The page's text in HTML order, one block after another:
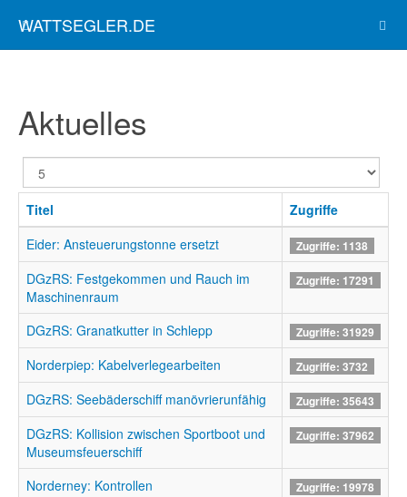
WATTSEGLER.DE
Aktuelles
Anzeige
#
Titel
Zugriffe
Eider: Ansteuerungstonne ersetzt
Zugriffe: 1138
DGzRS: Festgekommen und Rauch im
Maschinenraum
Zugriffe: 17291
DGzRS: Granatkutter in Schlepp Zugriffe: 31929
Norderpiep: Kabelverlegearbeiten Zugriffe: 3732
DGzRS: Seebäderschiff manövrierunfähig Zugriffe: 35643
DGzRS: Kollision zwischen Sportboot und
Museumsfeuerschiff
Zugriffe: 37962
Norderney: Kontrollen Zugriffe: 19978